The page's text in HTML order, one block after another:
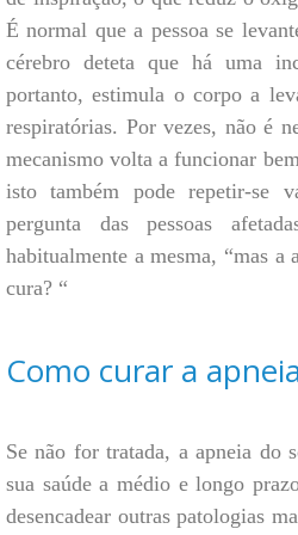
É normal que a pessoa se
cérebro deteta que há uma
portanto, estimula o corpo a
respiratórias. Por vezes, não é
mecanismo volta a funcionar
isto também pode repetir-se
pergunta das pessoas
habitualmente a mesma, “mas a
cura? “
Como curar a
Se não for tratada, a apneia do
sua saúde a médio e longo
desencadear outras patologias